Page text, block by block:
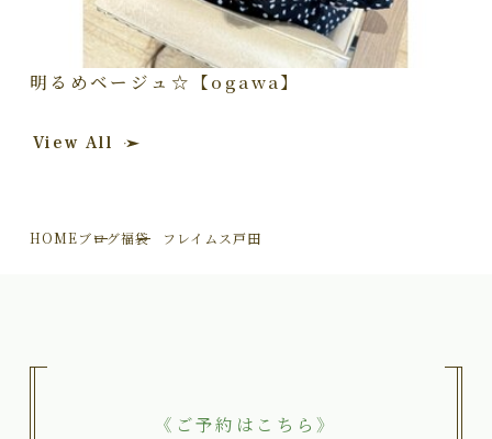
明るめベージュ☆【ogawa】
View All
HOMEブログ福袋 フレイムス戸田
《ご予約はこちら》